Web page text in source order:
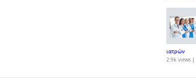
ιατρών
2.9k views |